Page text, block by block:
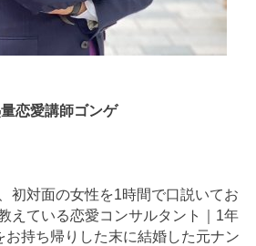
恋愛講師ゴンゲ
初対面の女性を1時間で口説いてお
えている恋愛コンサルタント｜1年
お持ち帰りした末に結婚した元ナン